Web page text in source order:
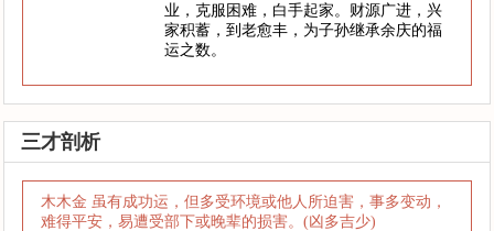
业，克服困难，白手起家。财源广进，兴
家积蓄，到老愈丰，为子孙继承余庆的福
运之数。
三才剖析
木木金 虽有成功运，但多受环境或他人所迫害，事多变动，
难得平安，易遭受部下或晚辈的损害。(凶多吉少)